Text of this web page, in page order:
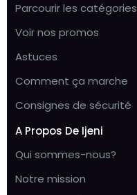
Parcourir les catégories
Voir nos promos
Astuces
Comment ça marche
Consignes de sécurité
A Propos De Ijeni
Qui sommes-nous?
Notre mission